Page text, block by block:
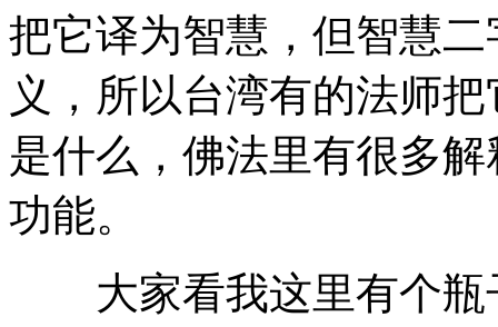
把它译为智慧，但智慧
义，所以台湾有的法师
是什么，佛法里有很多
功能。
大家看我这里有个瓶